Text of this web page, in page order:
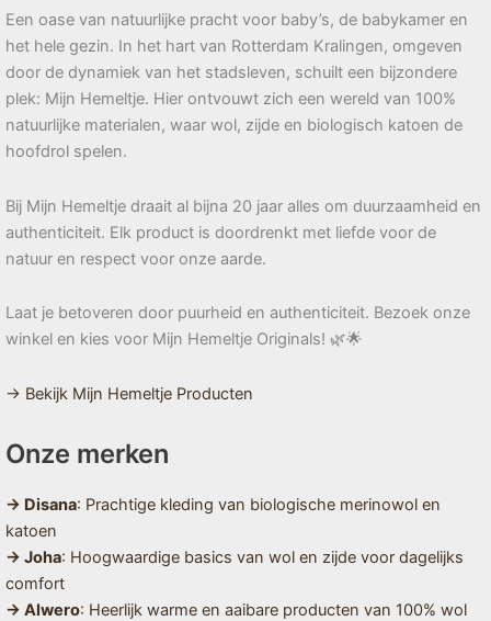
Een oase van natuurlijke pracht voor baby’s, de babykamer en
het hele gezin. In het hart van Rotterdam Kralingen, omgeven
door de dynamiek van het stadsleven, schuilt een bijzondere
plek: Mijn Hemeltje. Hier ontvouwt zich een wereld van 100%
natuurlijke materialen, waar wol, zijde en biologisch katoen de
hoofdrol spelen.
Bij Mijn Hemeltje draait al bijna 20 jaar alles om duurzaamheid en
authenticiteit. Elk product is doordrenkt met liefde voor de
natuur en respect voor onze aarde.
Laat je betoveren door puurheid en authenticiteit. Bezoek onze
winkel en kies voor Mijn Hemeltje Originals! 🌿🌟
→ Bekijk Mijn Hemeltje Producten
Onze merken
→ Disana: Prachtige kleding van biologische merinowol en
katoen
→ Joha: Hoogwaardige basics van wol en zijde voor dagelijks
comfort
→ Alwero: Heerlijk warme en aaibare producten van 100% wol